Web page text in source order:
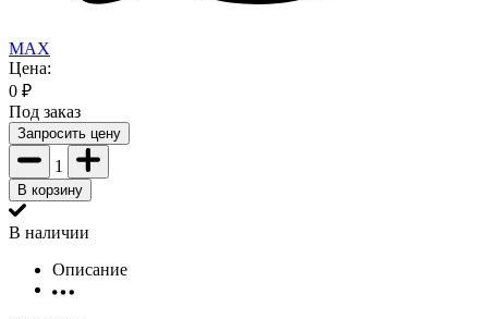
MAX
Цена:
0 ₽
Под заказ
Запросить цену
1
В корзину
В наличии
Описание